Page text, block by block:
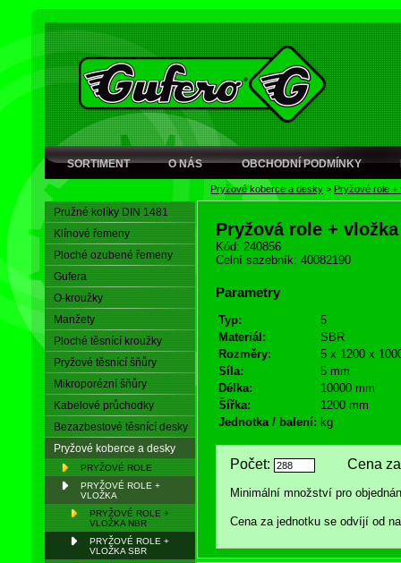
SORTIMENT O NÁS OBCHODNÍ PODMÍNKY
Pryžové koberce a desky > Pryžové role +
Pružné kolíky DIN 1481
Klínové řemeny
Ploché ozubené řemeny
Gufera
O-kroužky
Manžety
Ploché těsnící kroužky
Pryžové těsnící šňůry
Mikroporézní šňůry
Kabelové průchodky
Bezazbestové těsnící desky
Pryžové koberce a desky
PRYŽOVÉ ROLE
PRYŽOVÉ ROLE +
VLOŽKA
PRYŽOVÉ ROLE +
VLOŽKA NBR
PRYŽOVÉ ROLE +
VLOŽKA SBR
Pryžová role + vložka
Kód: 240856
Celní sazebník: 40082190
Parametry
Typ:
5
Materiál:
SBR
Rozměry:
5 x 1200 x
Síla:
5 mm
Délka:
10000 mm
Šířka:
1200 mm
Jednotka / balení: kg
Počet: Cena za
Minimální množství pro
Cena za jednotku se odvíjí od